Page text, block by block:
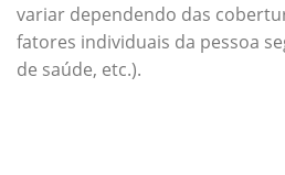
variar dependendo das
fatores individuais da pessoa
de saúde, etc.).